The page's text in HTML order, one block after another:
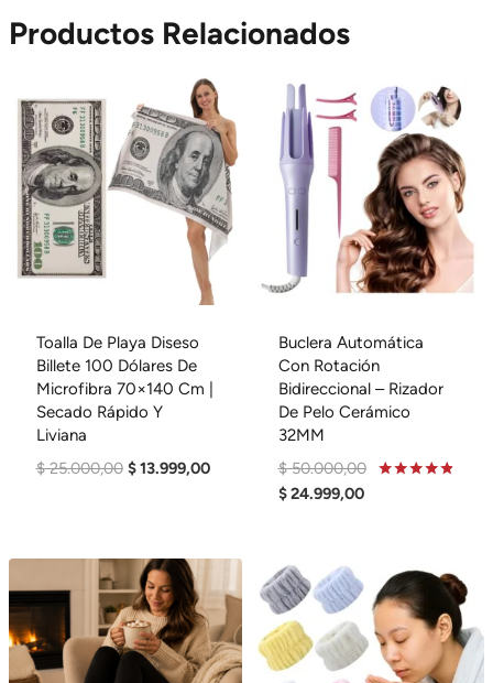
Productos Relacionados
Toalla De Playa Diseso
Billete 100 Dólares De
Microfibra 70×140 Cm |
Secado Rápido Y
Liviana
$25.000,00 El
$ 25.000,00.
$13.999,00El
$ 13.999,00.
Buclera Automática
Con Rotación
Bidireccional – Rizador
De Pelo Cerámico
32MM
$50.000,00El
$ 50.000,00.
$24.999,00El
$ 24.999,00.